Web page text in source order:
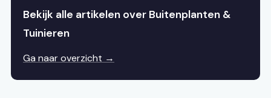
Bekijk alle artikelen over Buitenplanten &
Tuinieren
Ga naar overzicht →